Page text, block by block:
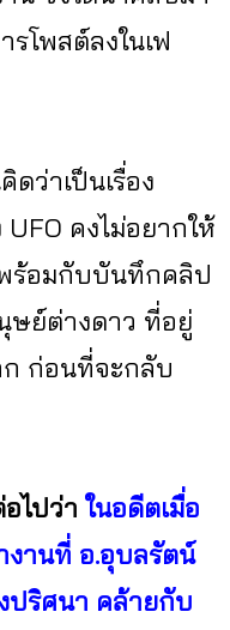
โพสต์ลงในเฟ
ว่าเป็นเรื่อง
คงไม่อยากให้
ร้อมกับบันทึกคลิป
ษย์ต่างดาว ที่อยู่
ก ก่อนที่จะกลับ
ไปว่า ในอดีตเมื่อ
านที่ อ.อุบลรัตน์
ปริศนา คล้ายกับ